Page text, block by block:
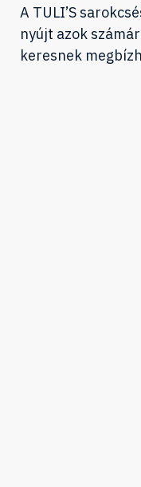
A TULI’S
nyújt azok
keresnek